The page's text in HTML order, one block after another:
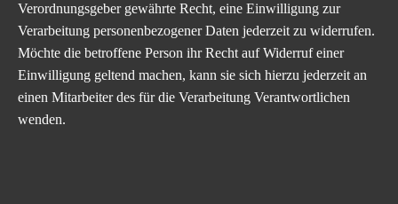
Verordnungsgeber gewährte Recht, eine Einwilligung zur
Verarbeitung personenbezogener Daten jederzeit zu widerrufen.
Möchte die betroffene Person ihr Recht auf Widerruf einer
Einwilligung geltend machen, kann sie sich hierzu jederzeit an
einen Mitarbeiter des für die Verarbeitung Verantwortlichen
wenden.